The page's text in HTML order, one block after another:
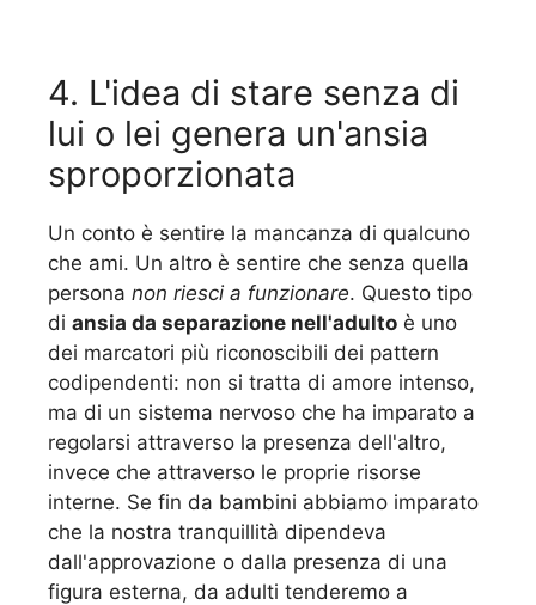
4. L'idea di stare senza di
lui o lei genera un'ansia
sproporzionata
Un conto è sentire la mancanza di qualcuno
che ami. Un altro è sentire che senza quella
persona non riesci a funzionare. Questo tipo
di ansia da separazione nell'adulto è uno
dei marcatori più riconoscibili dei pattern
codipendenti: non si tratta di amore intenso,
ma di un sistema nervoso che ha imparato a
regolarsi attraverso la presenza dell'altro,
invece che attraverso le proprie risorse
interne. Se fin da bambini abbiamo imparato
che la nostra tranquillità dipendeva
dall'approvazione o dalla presenza di una
figura esterna, da adulti tenderemo a